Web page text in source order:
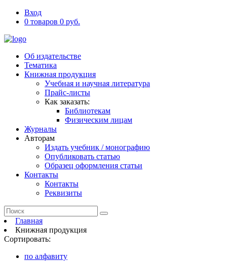
Вход
0 товаров 0 руб.
Об издательстве
Тематика
Книжная продукция
Учебная и научная литература
Прайс-листы
Как заказать:
Библиотекам
Физическим лицам
Журналы
Авторам
Издать учебник / монографию
Опубликовать статью
Образец оформления статьи
Контакты
Контакты
Реквизиты
Главная
Книжная продукция
Сортировать:
по алфавиту